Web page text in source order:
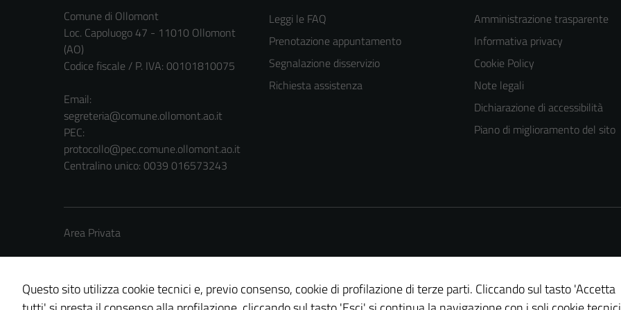
Comune di Ollomont
Loc. Capoluogo 47 - 11010 Ollomont
(AO)
Codice fiscale / P. IVA: 00101810075
Email:
segreteria@comune.ollomont.ao.it
PEC:
protocollo@pec.comune.ollomont.ao.it
Centralino unico: 0039 016573243
Leggi le FAQ
Prenotazione appuntamento
Segnalazione disservizio
Richiesta assistenza
Amministrazione trasparente
Informativa privacy
Cookie Policy
Note legali
Dichiarazione di accessibilità
Piano di miglioramento del sito
Area Privata
Questo sito utilizza cookie tecnici e, previo consenso, cookie di profilazione di terze parti. Cliccando sul tasto 'Accetta